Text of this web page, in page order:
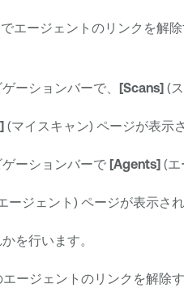
エージェントのリンクを解除
ゲーションバーで、 [Scans](ス
(マイスキャン) ページが表示
ーションバーで [Agents](エ
ージェント) ページが表示され
を行います。
エージェントのリンクを解除